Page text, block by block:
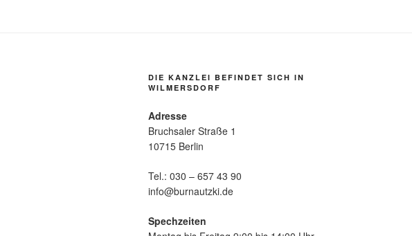
DIE KANZLEI BEFINDET SICH IN
WILMERSDORF
Adresse
Bruchsaler Straße 1
10715 Berlin
Tel.: 030 – 657 43 90
info@burnautzki.de
Spechzeiten